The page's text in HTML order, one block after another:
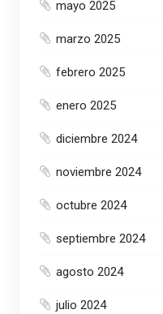
mayo 2025
marzo 2025
febrero 2025
enero 2025
diciembre 2024
noviembre 2024
octubre 2024
septiembre 2024
agosto 2024
julio 2024